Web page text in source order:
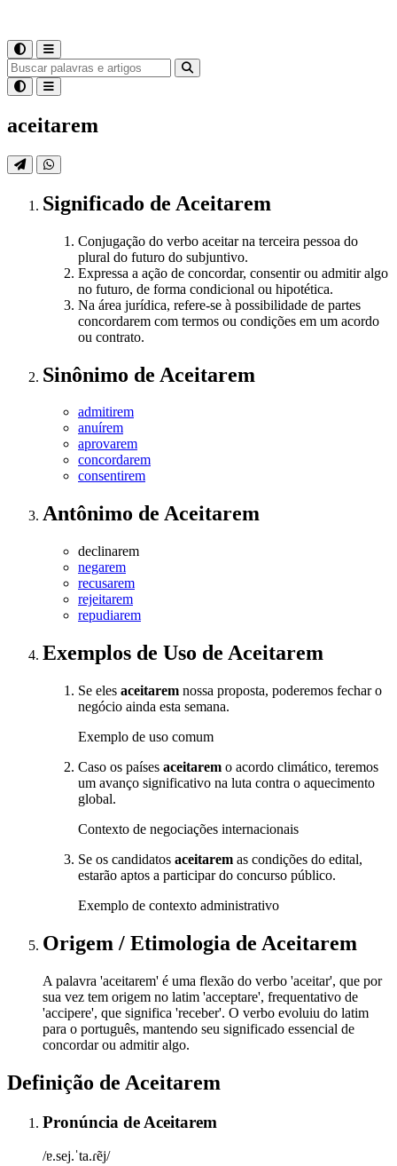
aceitarem
Significado de Aceitarem
Conjugação do verbo aceitar na terceira pessoa do
plural do futuro do subjuntivo.
Expressa a ação de concordar, consentir ou admitir algo
no futuro, de forma condicional ou hipotética.
Na área jurídica, refere-se à possibilidade de partes
concordarem com termos ou condições em um acordo
ou contrato.
Sinônimo de Aceitarem
admitirem
anuírem
aprovarem
concordarem
consentirem
Antônimo de Aceitarem
declinarem
negarem
recusarem
rejeitarem
repudiarem
Exemplos de Uso de Aceitarem
Se eles aceitarem nossa proposta, poderemos fechar o
negócio ainda esta semana.
Exemplo de uso comum
Caso os países aceitarem o acordo climático, teremos
um avanço significativo na luta contra o aquecimento
global.
Contexto de negociações internacionais
Se os candidatos aceitarem as condições do edital,
estarão aptos a participar do concurso público.
Exemplo de contexto administrativo
Origem / Etimologia de Aceitarem
A palavra 'aceitarem' é uma flexão do verbo 'aceitar', que por
sua vez tem origem no latim 'acceptare', frequentativo de
'accipere', que significa 'receber'. O verbo evoluiu do latim
para o português, mantendo seu significado essencial de
concordar ou admitir algo.
Definição de Aceitarem
Pronúncia de Aceitarem
/ɐ.sej.ˈta.ɾẽj/